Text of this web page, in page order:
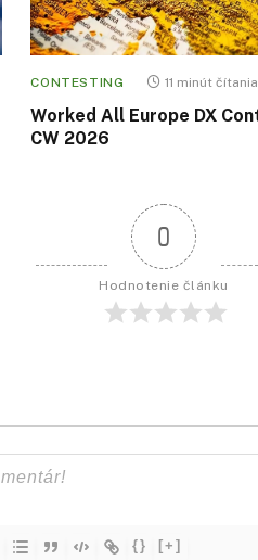
CONTESTING 11 minút čítania
Worked All Europe DX
CW 2026
0
Hodnotenie článku
{} [+]